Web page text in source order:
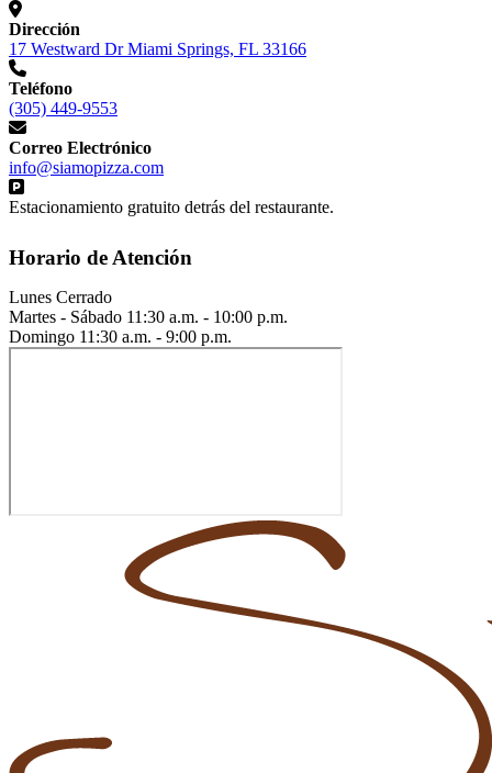
Dirección
17 Westward Dr Miami Springs, FL 33166
Teléfono
(305) 449-9553
Correo Electrónico
info@siamopizza.com
Estacionamiento gratuito detrás del restaurante.
Horario de Atención
Lunes Cerrado
Martes - Sábado 11:30 a.m. - 10:00 p.m.
Domingo 11:30 a.m. - 9:00 p.m.